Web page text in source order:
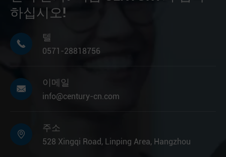
하십시오!

텔
0571-28818756

이메일
info@century-cn.com

주소
528 Xingqi Road, Linping Area, Hangzhou